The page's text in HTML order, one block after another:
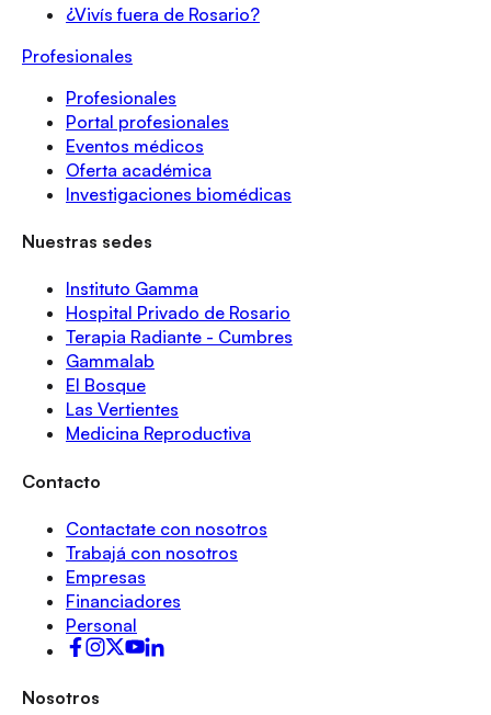
¿Vivís fuera de Rosario?
Profesionales
Profesionales
Portal profesionales
Eventos médicos
Oferta académica
Investigaciones biomédicas
Nuestras sedes
Instituto Gamma
Hospital Privado de Rosario
Terapia Radiante - Cumbres
Gammalab
El Bosque
Las Vertientes
Medicina Reproductiva
Contacto
Contactate con nosotros
Trabajá con nosotros
Empresas
Financiadores
Personal
Nosotros